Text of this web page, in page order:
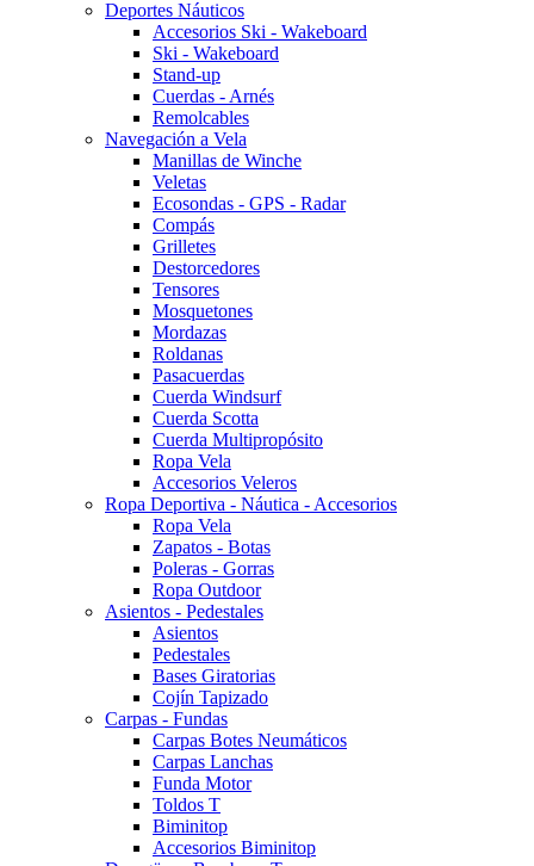
Deportes Náuticos
Accesorios Ski - Wakeboard
Ski - Wakeboard
Stand-up
Cuerdas - Arnés
Remolcables
Navegación a Vela
Manillas de Winche
Veletas
Ecosondas - GPS - Radar
Compás
Grilletes
Destorcedores
Tensores
Mosquetones
Mordazas
Roldanas
Pasacuerdas
Cuerda Windsurf
Cuerda Scotta
Cuerda Multipropósito
Ropa Vela
Accesorios Veleros
Ropa Deportiva - Náutica - Accesorios
Ropa Vela
Zapatos - Botas
Poleras - Gorras
Ropa Outdoor
Asientos - Pedestales
Asientos
Pedestales
Bases Giratorias
Cojín Tapizado
Carpas - Fundas
Carpas Botes Neumáticos
Carpas Lanchas
Funda Motor
Toldos T
Biminitop
Accesorios Biminitop